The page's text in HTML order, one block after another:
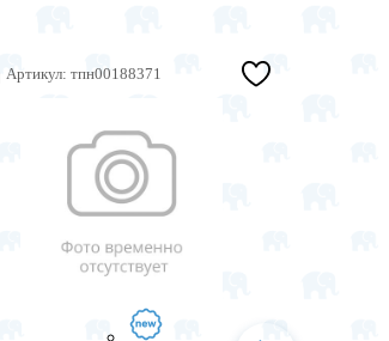
Артикул: тпн00188371